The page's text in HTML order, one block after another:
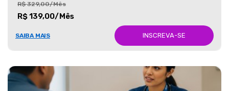
R$ 329,00/Mês
R$ 139,00/Mês
SAIBA MAIS INSCREVA-SE